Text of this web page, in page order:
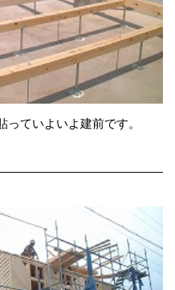
ていよいよ建前です。